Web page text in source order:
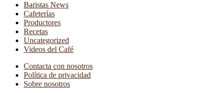
Baristas News
Cafeterías
Productores
Recetas
Uncategorized
Videos del Café
Contacta con nosotros
Política de privacidad
Sobre nosotros